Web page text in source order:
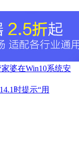
婆在Win10系统安
时提示“用